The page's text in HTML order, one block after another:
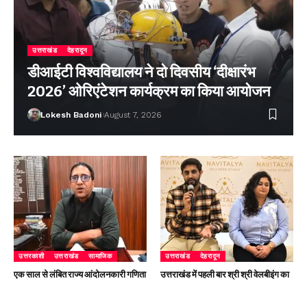
उत्तराखंड देहरादून
डीआईटी विश्वविद्यालय ने दो दिवसीय ‘दीक्षारंभ
2026’ ओरिएंटेशन कार्यक्रम का किया आयोजन
Lokesh Badoni August 7, 2026
उत्तरकाशी उत्तराखंड सामाजिक
एक साल से लंबित राज्य आंदोलनकारी गणिता
उत्तराखंड देहरादून
उत्तराखंड में पहली बार श्री श्री वेलबीइंग का